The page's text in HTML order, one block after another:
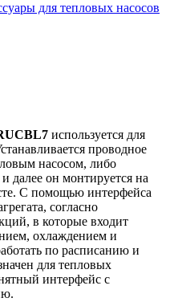
для тепловых насосов
используется для
проводное
насосом, либо
далее он монтируется на
С помощью интерфейса
согласно
в которые входит
охлаждением и
по расписанию и
для тепловых
интерфейс с